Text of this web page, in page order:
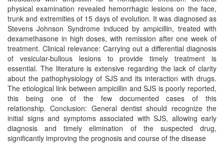
physical examination revealed hemorrhagic lesions on the face,
trunk and extremities of 15 days of evolution. It was diagnosed as
Stevens Johnson Syndrome induced by ampicillin, treated with
dexamethasone in high doses, with remission after one week of
treatment. Clinical relevance: Carrying out a differential diagnosis
of vesicular-bullous lesions to provide timely treatment is
essential. The literature is extensive regarding the lack of clarity
about the pathophysiology of SJS and its interaction with drugs.
The etiological link between ampicillin and SJS is poorly reported,
this being one of the few documented cases of this
relationship. Conclusion: General dentist should recognize the
initial signs and symptoms associated with SJS, allowing early
diagnosis and timely elimination of the suspected drug,
significantly improving the prognosis and course of the disease